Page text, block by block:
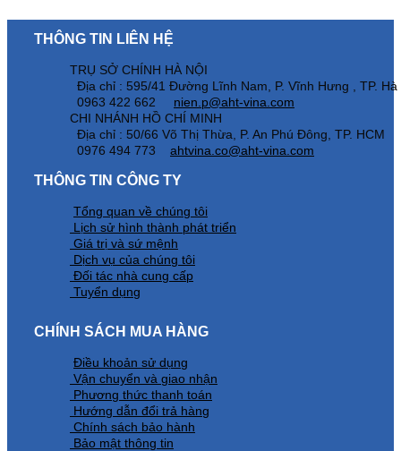
THÔNG TIN LIÊN HỆ
TRỤ SỞ CHÍNH HÀ NỘI
Địa chỉ : 595/41 Đường Lĩnh Nam, P. Vĩnh Hưng , TP. Hà
0963 422 662
nien.p@aht-vina.com
CHI NHÁNH HỒ CHÍ MINH
Địa chỉ : 50/66 Võ Thị Thừa, P. An Phú Đông, TP. HCM
0976 494 773
ahtvina.co@aht-vina.com
THÔNG TIN CÔNG TY
Tổng quan về chúng tôi
Lịch sử hình thành phát triển
Giá trị và sứ mệnh
Dịch vụ của chúng tôi
Đối tác nhà cung cấp
Tuyển dụng
CHÍNH SÁCH MUA HÀNG
Điều khoản sử dụng
Vận chuyển và giao nhận
Phương thức thanh toán
Hướng dẫn đổi trả hàng
Chính sách bảo hành
Bảo mật thông tin